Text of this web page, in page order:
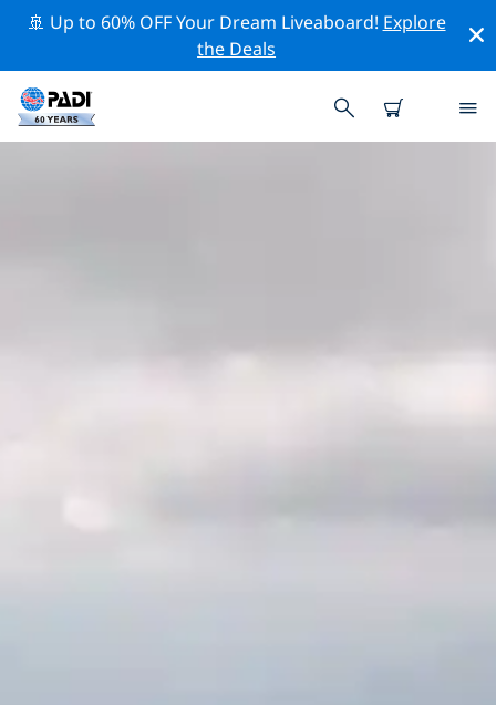
🚢 Up to 60% OFF Your Dream Liveaboard! Explore
the Deals